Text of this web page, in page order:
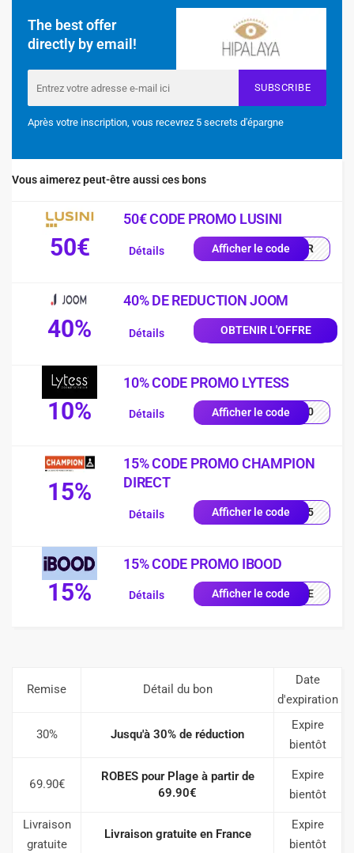
The best offer
directly by email!
SUBSCRIBE
Après votre inscription, vous recevrez 5 secrets d'épargne
Vous aimerez peut-être aussi ces bons
50€
50€ CODE PROMO LUSINI
Afficher le code0-FR
Détails
40%
40% DE REDUCTION JOOM
OBTENIR L'OFFRE
Détails
10%
10% CODE PROMO LYTESS
Afficher le codeSS10
Détails
15%
15% CODE PROMO CHAMPION
DIRECT
Afficher le codeUE15
Détails
15%
15% CODE PROMO IBOOD
Afficher le codeIQUE
Détails
Remise Détail du bon
Date
d'expiration
30% Jusqu'à 30% de réduction
Expire
bientôt
69.90€
ROBES pour Plage à partir de
69.90€
Expire
bientôt
Livraison
gratuite
Livraison gratuite en France
Expire
bientôt